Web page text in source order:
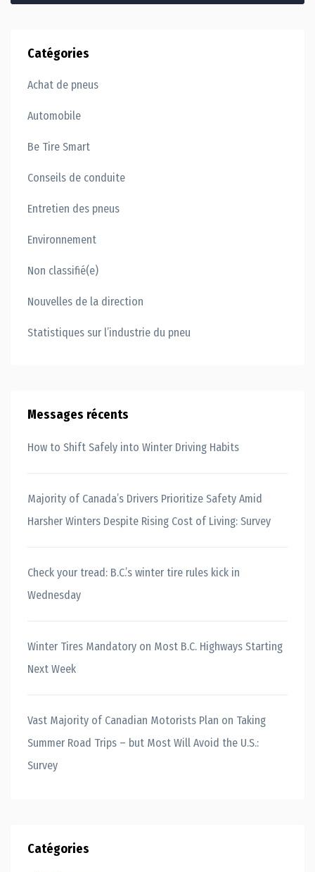
Catégories
Achat de pneus
Automobile
Be Tire Smart
Conseils de conduite
Entretien des pneus
Environnement
Non classifié(e)
Nouvelles de la direction
Statistiques sur l’industrie du pneu
Messages récents
How to Shift Safely into Winter Driving Habits
Majority of Canada’s Drivers Prioritize Safety Amid
Harsher Winters Despite Rising Cost of Living: Survey
Check your tread: B.C.’s winter tire rules kick in
Wednesday
Winter Tires Mandatory on Most B.C. Highways Starting
Next Week
Vast Majority of Canadian Motorists Plan on Taking
Summer Road Trips – but Most Will Avoid the U.S.:
Survey
Catégories